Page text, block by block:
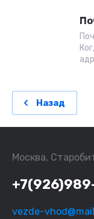
Назад
Москва,
vezde-